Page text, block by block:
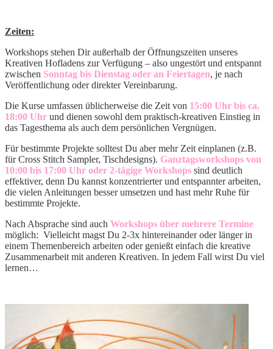
Zeiten:
Workshops stehen Dir außerhalb der Öffnungszeiten unseres
Kreativen Hofladens zur Verfügung – also ungestört und entspannt
zwischen Sonntag bis Dienstag oder an Feiertagen, je nach
Veröffentlichung oder direkter Vereinbarung.
Die Kurse umfassen üblicherweise die Zeit von 15:00 Uhr bis ca.
18:00 Uhr und dienen sowohl dem praktisch-kreativen Einstieg in
das Tagesthema als auch dem persönlichen Vergnügen.
Für bestimmte Projekte solltest Du aber mehr Zeit einplanen (z.B.
für Cross Stitch Sampler, Tischdesigns). Ganztagsworkshops von
10:00 bis 17:00 Uhr oder 2-tägige Workshops sind deutlich
effektiver, denn Du kannst konzentrierter und entspannter arbeiten,
die vielen Anleitungen besser umsetzen und hast mehr Ruhe für
bestimmte Projekte.
Nach Absprache sind auch Workshops über mehrere Termine
möglich: Vielleicht magst Du 2-3x hintereinander oder länger in
einem Themenbereich arbeiten oder genießt einfach die kreative
Zusammenarbeit mit anderen Kreativen. In jedem Fall wirst Du viel
lernen…